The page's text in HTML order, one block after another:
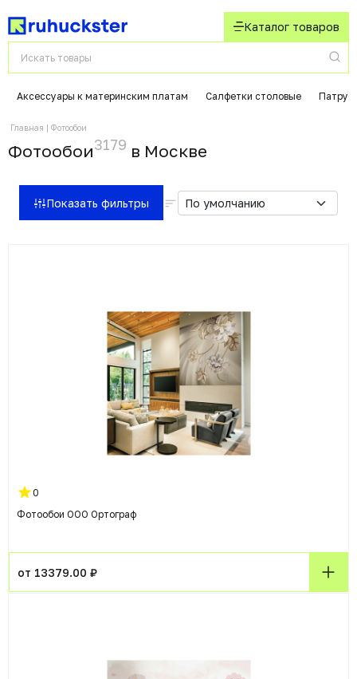
Каталог товаров
Аксессуары к материнским платам Салфетки столовые
Главная Фотообои
Фотообои3179 в Москвe
Показать фильтры
0
Фотообои ООО Ортограф
от 13379.00 ₽